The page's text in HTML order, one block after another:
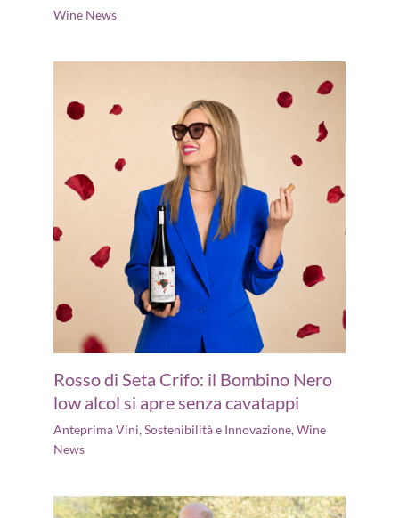
Wine News
Rosso di Seta Crifo: il Bombino Nero
low alcol si apre senza cavatappi
Anteprima Vini,Sostenibilità e Innovazione,Wine
News